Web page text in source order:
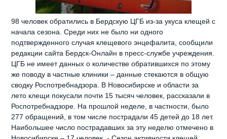
98 человек обратились в Бердскую ЦГБ из-за укуса клещей с
начала сезона. Среди них не было ни одного
подтвержденного случая клещевого энцефалита, сообщили
редакции сайта Бердск-Онлайн в пресс-службе учреждения.
ЦГБ не имеет данных о количестве обратившихся по этому
же поводу в частные клиники – данные стекаются в общую
сводку Роспотребнадзора. В Новосибирске и области за
лето клещи покусали почти 15 тысяч человек, рассказали в
Роспотребнадзоре. На прошлой неделе, в частности, было
277 обращений, в том числе пострадали 45 детей до 18 лет.
Наибольшее число пострадавших за эту неделю отмечено в